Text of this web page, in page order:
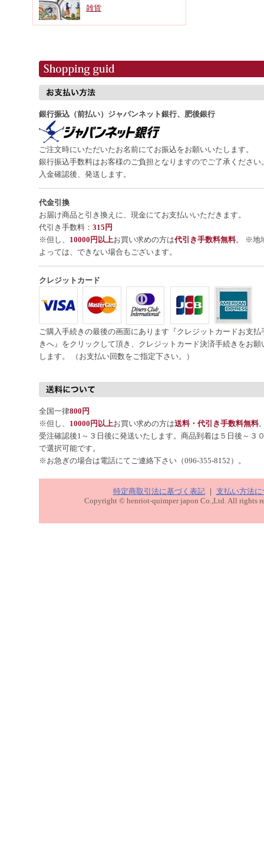
雑貨
銀行振込（前払い）ジャパンネット銀行、肥後銀行
ご注文時にいただいたお名前にてお振込をお願いいたします。
銀行振込手数料はお客様のご負担となりますのでご了承ください
入金確認後、発送します。
代金引換
お届け商品と引き換えに、現金にてお支払いいただきます。
代引き手数料： 315円
※但し、 10000円以上お買い求めの方は代引き手数料無料。 ※地
よっては、できない場合もございます。
クレジットカード
ご購入手続きの最後の画面にあります『クレジットカードお支払
きへ』をクリックして頂き、クレジットカード決済手続きをお願
します。 （お支払い回数をご指定下さい。）
全国一律800円
※但し、 10000円以上お買い求めの方は送料・代引き手数料無料
受注確認後1～３日後に発送いたします。商品到着は５日後～３
で選択可能です。
※お急ぎの場合は電話にてご連絡下さい（096-355-8152）。
特定商取引法に基づく表記｜ 支払い方法に
Copyright © henriot-quimper japon Co.,Ltd. All rights